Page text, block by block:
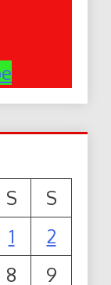
S
S
1
2
8 9